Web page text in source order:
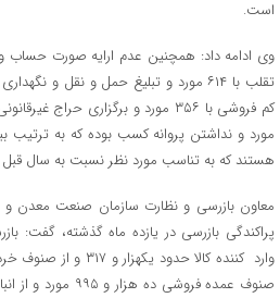
است.
مورد و نداشتن پروانه کسب بوده که به
هستند که به تناسب مورد نظر نسبت به سال
معاون بازرسی و نظارت سازمان صنعت معدن
پراکندگی بازرسی در یازده ماه گذشته، گفت: